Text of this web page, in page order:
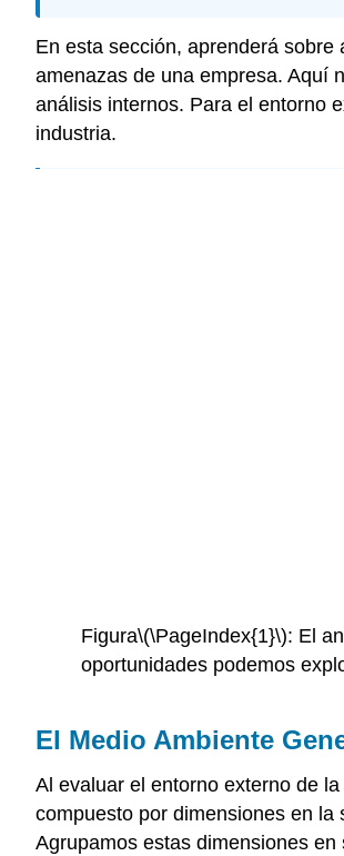
En esta sección, aprenderá
amenazas de una empresa. Aquí
análisis internos. Para el entorno
industria.
Figura\(\PageIndex{1}\): El
oportunidades podemos
El Medio Ambiente
Al evaluar el entorno externo de
compuesto por dimensiones en
Agrupamos estas dimensiones